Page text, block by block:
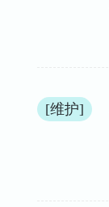
[维护]